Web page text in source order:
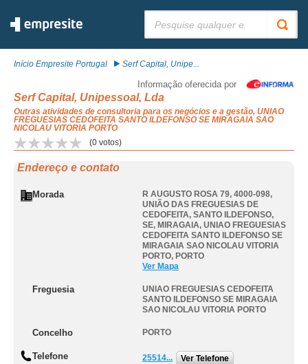
Início Empresite Portugal Serf Capital, Unipe...
Informação oferecida por
Serf Capital, Unipessoal, Lda
Outras atividades de consultoria para os negócios e a gestão, UNIAO
FREGUESIAS CEDOFEITA SANTO ILDEFONSO SE MIRAGAIA SAO
NICOLAU VITORIA PORTO
(0 votos)
Endereço e contato
Morada
R AUGUSTO ROSA 79, 4000-098,
UNIÃO DAS FREGUESIAS DE
CEDOFEITA, SANTO ILDEFONSO,
SE, MIRAGAIA, UNIAO FREGUESIAS
CEDOFEITA SANTO ILDEFONSO SE
MIRAGAIA SAO NICOLAU VITORIA
PORTO, PORTO
Ver Mapa
Freguesia
UNIAO FREGUESIAS CEDOFEITA
SANTO ILDEFONSO SE MIRAGAIA
SAO NICOLAU VITORIA PORTO
Concelho PORTO
Telefone 25514... Ver Telefone